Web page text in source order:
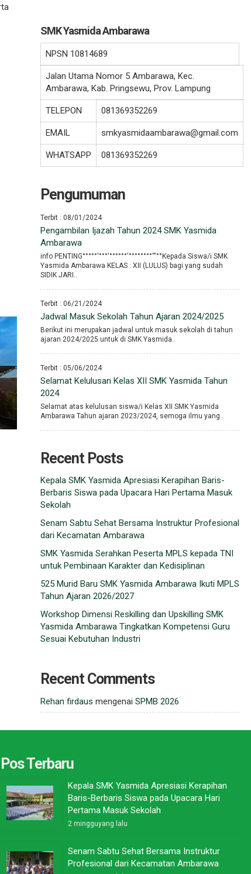
SMK Yasmida Ambarawa
NPSN 10814689
Jalan Utama Nomor 5 Ambarawa, Kec.
Ambarawa, Kab. Pringsewu, Prov. Lampung
TELEPON 081369352269
EMAIL smkyasmidaambarawa@gmail.com
WHATSAPP 081369352269
Pengumuman
Terbit : 08/01/2024
Pengambilan Ijazah Tahun 2024 SMK Yasmida
Ambarawa
info PENTING°°°°°′°°°′°°°°°°′°°°°°°°°′′′°°Kepada Siswa/i SMK
Yasmida Ambarawa KELAS : XII (LULUS) bagi yang sudah
SIDIK JARI..
Terbit : 06/21/2024
Jadwal Masuk Sekolah Tahun Ajaran 2024/2025
Berikut ini merupakan jadwal untuk masuk sekolah di tahun
ajaran 2024/2025 untuk di SMK Yasmida..
Terbit : 05/06/2024
Selamat Kelulusan Kelas XII SMK Yasmida Tahun
2024
Selamat atas kelulusan siswa/i Kelas XII SMK Yasmida
Ambarawa Tahun ajaran 2023/2024, semoga ilmu yang..
Recent Posts
Kepala SMK Yasmida Apresiasi Kerapihan Baris-
Berbaris Siswa pada Upacara Hari Pertama Masuk
Sekolah
Senam Sabtu Sehat Bersama Instruktur Profesional
dari Kecamatan Ambarawa
SMK Yasmida Serahkan Peserta MPLS kepada TNI
untuk Pembinaan Karakter dan Kedisiplinan
525 Murid Baru SMK Yasmida Ambarawa Ikuti MPLS
Tahun Ajaran 2026/2027
Workshop Dimensi Reskilling dan Upskilling SMK
Yasmida Ambarawa Tingkatkan Kompetensi Guru
Sesuai Kebutuhan Industri
Recent Comments
Rehan firdaus mengenai SPMB 2026
Pos Terbaru
Kepala SMK Yasmida Apresiasi Kerapihan
Baris-Berbaris Siswa pada Upacara Hari
Pertama Masuk Sekolah
2 mingguyang lalu
Senam Sabtu Sehat Bersama Instruktur
Profesional dari Kecamatan Ambarawa